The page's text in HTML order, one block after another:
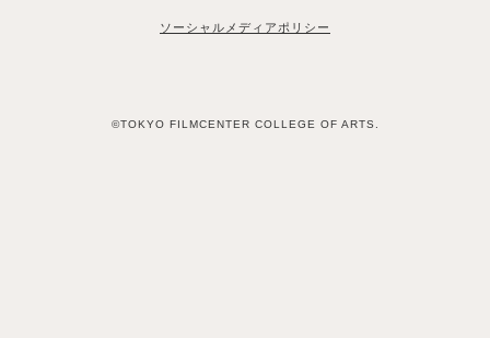
ソーシャルメディアポリシー
©TOKYO FILMCENTER COLLEGE OF ARTS.